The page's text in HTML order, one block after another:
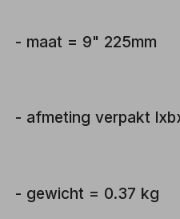
- maat = 9" 225mm
- afmeting verpakt
- gewicht = 0.37 kg